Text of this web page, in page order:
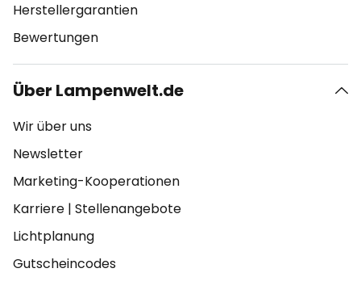
Herstellergarantien
Bewertungen
Über Lampenwelt.de
Wir über uns
Newsletter
Marketing-Kooperationen
Karriere | Stellenangebote
Lichtplanung
Gutscheincodes